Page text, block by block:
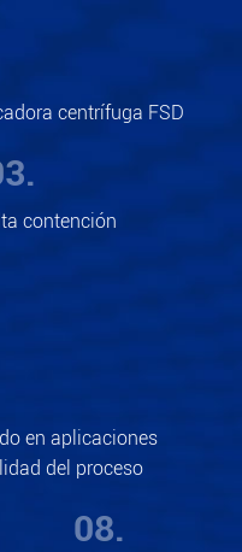
centrífuga FSD
contención
en aplicaciones
del proceso
08.